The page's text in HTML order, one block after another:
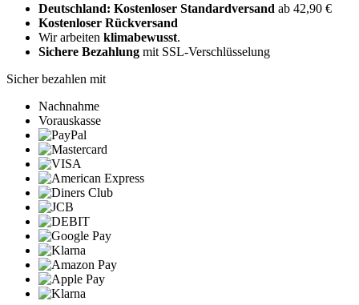
Deutschland: Kostenloser Standardversand ab 42,90 €
Kostenloser Rückversand
Wir arbeiten klimabewusst.
Sichere Bezahlung mit SSL-Verschlüsselung
Sicher bezahlen mit
Nachnahme
Vorauskasse